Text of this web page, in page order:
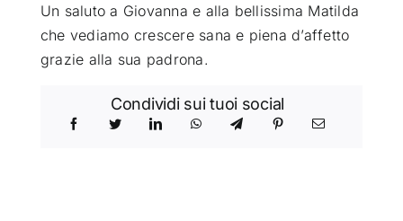
Un saluto a Giovanna e alla bellissima Matilda
che vediamo crescere sana e piena d’affetto
grazie alla sua padrona.
Condividi sui tuoi social